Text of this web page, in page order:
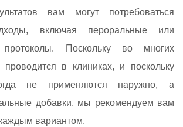
вам могут потребоваться
включая пероральные или
протоколы. Поскольку во многих
в клиниках, и поскольку
не применяются наружно, а
добавки, мы рекомендуем вам
вариантом.